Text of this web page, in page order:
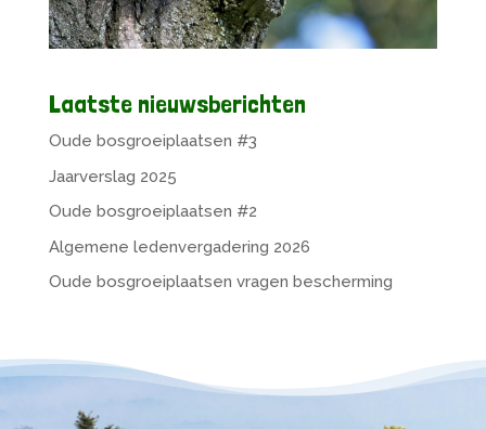
Laatste nieuwsberichten
Oude bosgroeiplaatsen #3
Jaarverslag 2025
Oude bosgroeiplaatsen #2
Algemene ledenvergadering 2026
Oude bosgroeiplaatsen vragen bescherming